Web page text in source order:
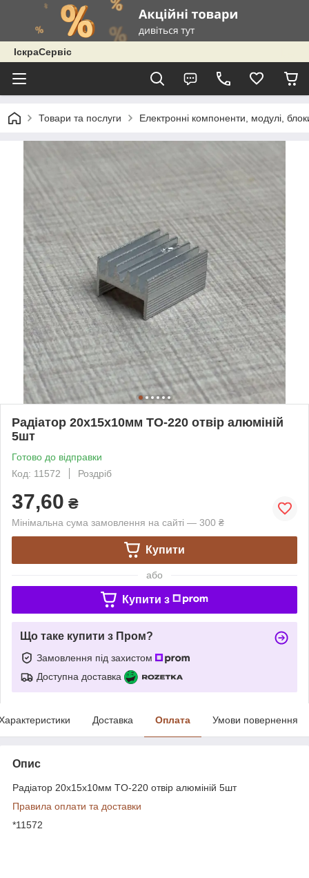
ІскраСервіс
Товари та послуги Електронні компоненти, модулі,
Радіатор 20х15х10мм TO-220 отвір алюміній
5шт
Готово до відправки
Код: 11572
Роздріб
37,60 ₴
Мінімальна сума замовлення на сайті — 300 ₴
Купити
або
Купити з
Що таке купити з Пром?
Замовлення під захистом
Доступна доставка
Доставка Оплата Умови повернення
Опис
Радіатор 20х15х10мм TO-220 отвір алюміній 5шт
Правила оплати та доставки
*11572